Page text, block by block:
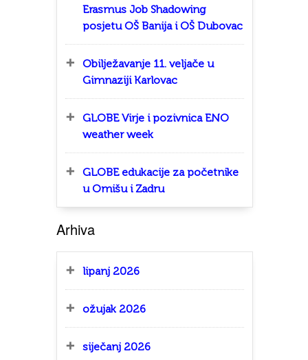
Erasmus Job Shadowing
posjetu OŠ Banija i OŠ Dubovac
Obilježavanje 11. veljače u
Gimnaziji Karlovac
GLOBE Virje i pozivnica ENO
weather week
GLOBE edukacije za početnike
u Omišu i Zadru
Arhiva
lipanj 2026
ožujak 2026
siječanj 2026